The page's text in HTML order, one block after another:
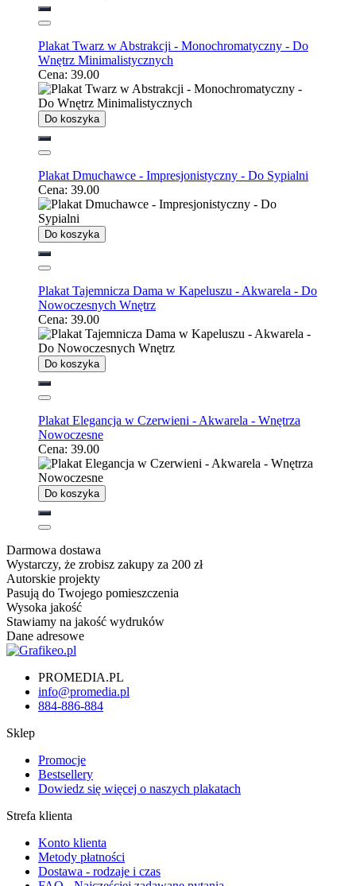
Plakat Twarz w Abstrakcji - Monochromatyczny - Do
Wnętrz Minimalistycznych
Cena: 39.00
Do koszyka
Plakat Dmuchawce - Impresjonistyczny - Do Sypialni
Cena: 39.00
Do koszyka
Plakat Tajemnicza Dama w Kapeluszu - Akwarela - Do
Nowoczesnych Wnętrz
Cena: 39.00
Do koszyka
Plakat Elegancja w Czerwieni - Akwarela - Wnętrza
Nowoczesne
Cena: 39.00
Do koszyka
Darmowa dostawa
Wystarczy, że zrobisz zakupy za 200 zł
Autorskie projekty
Pasują do Twojego pomieszczenia
Wysoka jakość
Stawiamy na jakość wydruków
Dane adresowe
PROMEDIA.PL
info@promedia.pl
884-886-884
Sklep
Promocje
Bestsellery
Dowiedz się więcej o naszych plakatach
Strefa klienta
Konto klienta
Metody płatności
Dostawa - rodzaje i czas